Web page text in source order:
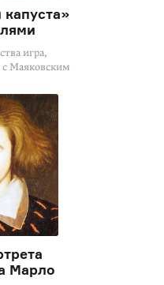
игра,
с Маяковским
Марло